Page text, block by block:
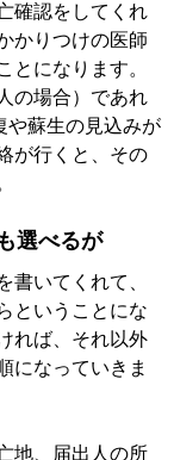
確認をしてくれ
かりつけの医師
とになります。
の場合）であれ
や蘇生の見込みが
が行くと、その
選べるが
いてくれて、
ということにな
れば、それ以外
になっていきま
地、届出人の所